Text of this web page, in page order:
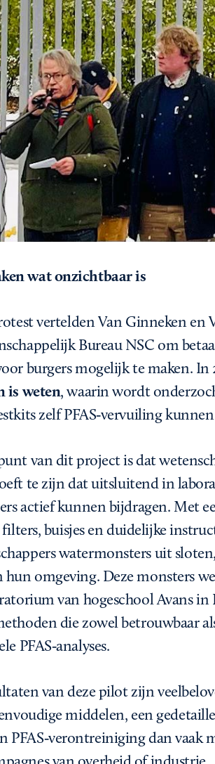
wat onzichtbaar is
vertelden Van Ginneken en
Bureau NSC om
burgers mogelijk te maken.
is weten, waarin wordt
zelf PFAS‑vervuiling
van dit project is dat
te zijn dat uitsluitend in
actief kunnen bijdragen. Met
buisjes en duidelijke
watermonsters uit
omgeving. Deze monsters
van hogeschool Avans in
die zowel betrouwbaar
PFAS‑analyses.
van deze pilot zijn
middelen, een
PFAS‑verontreiniging dan vaak